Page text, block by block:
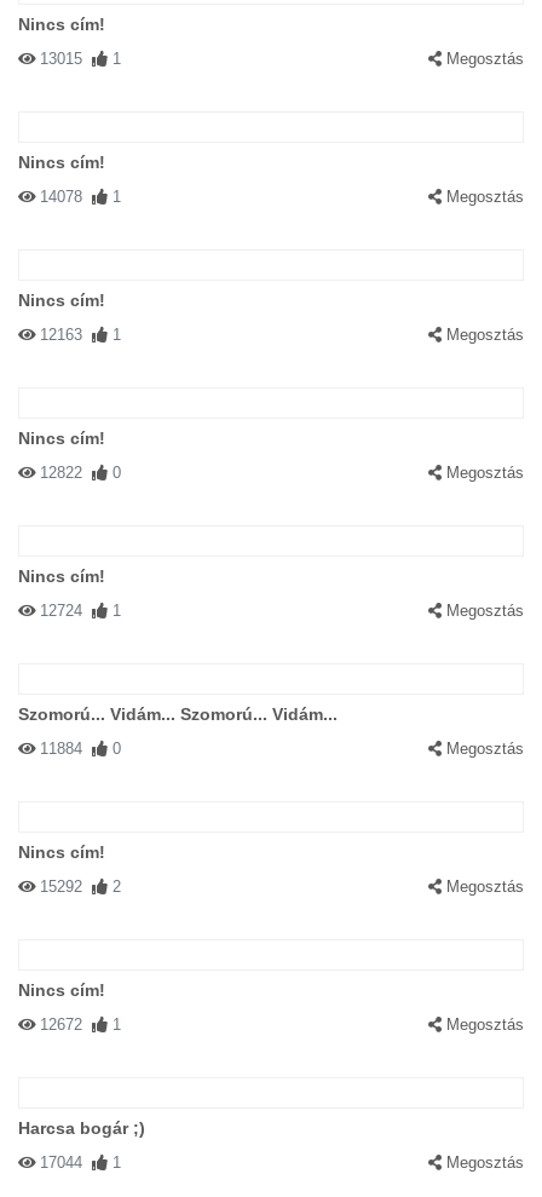
Nincs cím!
13015 1 Megosztás
Nincs cím!
14078 1 Megosztás
Nincs cím!
12163 1 Megosztás
Nincs cím!
12822 0 Megosztás
Nincs cím!
12724 1 Megosztás
Szomorú... Vidám... Szomorú... Vidám...
11884 0 Megosztás
Nincs cím!
15292 2 Megosztás
Nincs cím!
12672 1 Megosztás
Harcsa bogár ;)
17044 1 Megosztás